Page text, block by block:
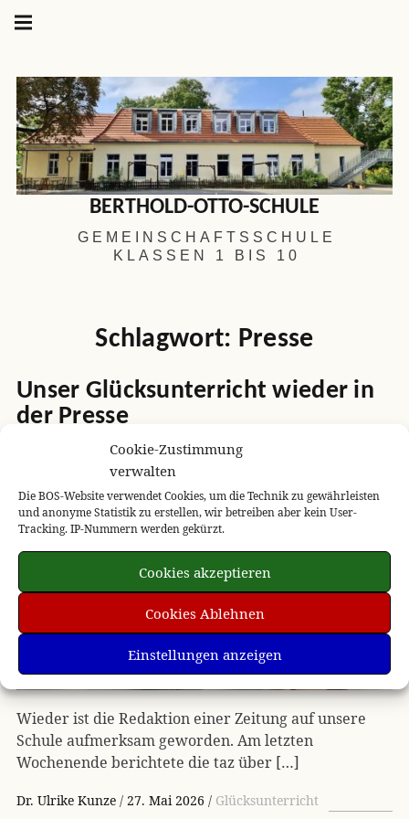
Cookie-Zustimmung
verwalten
Die BOS-Website verwendet Cookies, um die Technik zu gewährleisten
und anonyme Statistik zu erstellen, wir betreiben aber kein User-
Tracking. IP-Nummern werden gekürzt.
Cookies akzeptieren
Cookies Ablehnen
Einstellungen anzeigen
Springe
zum
BERTHOLD-OTTO-SCHULE
GEMEINSCHAFTSSCHULE
KLASSEN 1 BIS 10
Schlagwort: Presse
Unser Glücksunterricht wieder in
der Presse
Wieder ist die Redaktion einer Zeitung auf unsere
Schule aufmerksam geworden. Am letzten
Wochenende berichtete die taz über […]
Dr. Ulrike Kunze 27. Mai 2026 Glücksunterricht